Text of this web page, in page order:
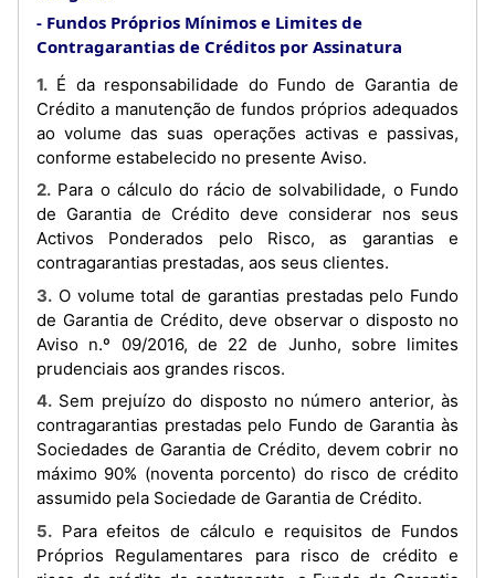
Fundos Próprios Mínimos e Limites de
Contragarantias de Créditos por Assinatura
1. É da responsabilidade do Fundo de Garantia de
Crédito a manutenção de fundos próprios adequados
ao volume das suas operações activas e passivas,
conforme estabelecido no presente Aviso.
2. Para o cálculo do rácio de solvabilidade, o Fundo
de Garantia de Crédito deve considerar nos seus
Activos Ponderados pelo Risco, as garantias e
contragarantias prestadas, aos seus clientes.
3. O volume total de garantias prestadas pelo Fundo
de Garantia de Crédito, deve observar o disposto no
Aviso n.º 09/2016, de 22 de Junho, sobre limites
prudenciais aos grandes riscos.
4. Sem prejuízo do disposto no número anterior, às
contragarantias prestadas pelo Fundo de Garantia às
Sociedades de Garantia de Crédito, devem cobrir no
máximo 90% (noventa porcento) do risco de crédito
assumido pela Sociedade de Garantia de Crédito.
5. Para efeitos de cálculo e requisitos de Fundos
Próprios Regulamentares para risco de crédito e